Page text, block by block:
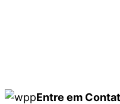
Entre em